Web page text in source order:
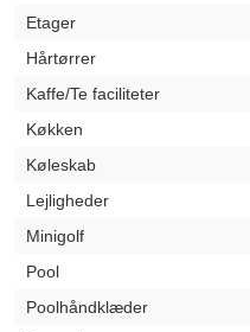
Etager
Hårtørrer
Kaffe/Te faciliteter
Køkken
Køleskab
Lejligheder
Minigolf
Pool
Poolhåndklæder